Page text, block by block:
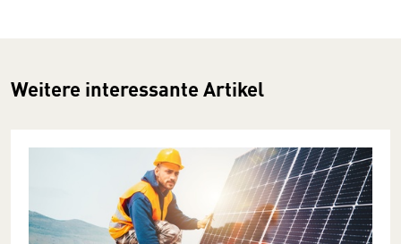
Weitere interessante Artikel